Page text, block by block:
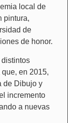
local de
pintura,
de
de honor.
en 2015,
de Dibujo y
incremento
a nuevas